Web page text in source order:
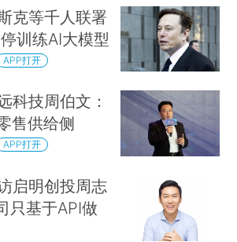
克等千人联署
训练AI大模型
APP打开
科技周伯文：
售供给侧
APP打开
启明创投周志
只基于API做